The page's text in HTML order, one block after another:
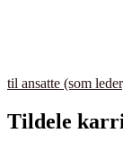
til ansatte (som
Tildele